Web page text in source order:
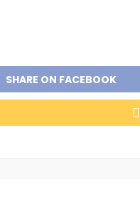
SHARE ON FACEBOOK